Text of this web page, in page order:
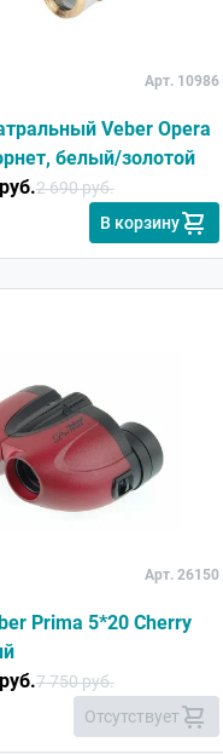
Арт. 10986
Veber Opera
3x25 лорнет, белый/золотой
2 690 руб.
В корзину
Арт. 26150
Prima 5*20 Cherry
7 750 руб.
Отсутствует